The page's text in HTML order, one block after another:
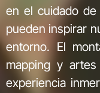
en el cuidado
pueden inspirar
entorno. El
mapping y
experiencia